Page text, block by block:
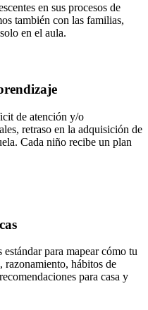
en sus procesos de
también con las familias,
en el aula.
de atención y/o
retraso en la adquisición de
Cada niño recibe un plan
para mapear cómo tu
razonamiento, hábitos de
para casa y